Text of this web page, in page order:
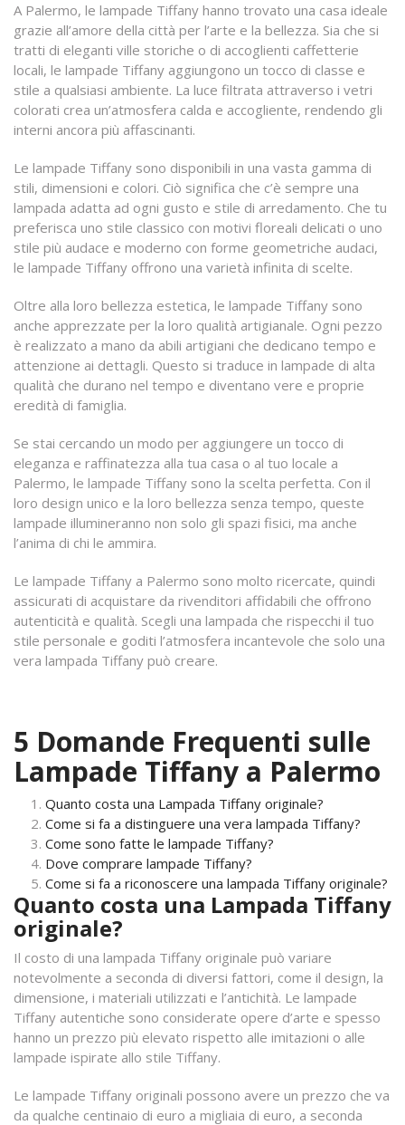
A Palermo, le lampade Tiffany hanno trovato una casa ideale
grazie all’amore della città per l’arte e la bellezza. Sia che si
tratti di eleganti ville storiche o di accoglienti caffetterie
locali, le lampade Tiffany aggiungono un tocco di classe e
stile a qualsiasi ambiente. La luce filtrata attraverso i vetri
colorati crea un’atmosfera calda e accogliente, rendendo gli
interni ancora più affascinanti.
Le lampade Tiffany sono disponibili in una vasta gamma di
stili, dimensioni e colori. Ciò significa che c’è sempre una
lampada adatta ad ogni gusto e stile di arredamento. Che tu
preferisca uno stile classico con motivi floreali delicati o uno
stile più audace e moderno con forme geometriche audaci,
le lampade Tiffany offrono una varietà infinita di scelte.
Oltre alla loro bellezza estetica, le lampade Tiffany sono
anche apprezzate per la loro qualità artigianale. Ogni pezzo
è realizzato a mano da abili artigiani che dedicano tempo e
attenzione ai dettagli. Questo si traduce in lampade di alta
qualità che durano nel tempo e diventano vere e proprie
eredità di famiglia.
Se stai cercando un modo per aggiungere un tocco di
eleganza e raffinatezza alla tua casa o al tuo locale a
Palermo, le lampade Tiffany sono la scelta perfetta. Con il
loro design unico e la loro bellezza senza tempo, queste
lampade illumineranno non solo gli spazi fisici, ma anche
l’anima di chi le ammira.
Le lampade Tiffany a Palermo sono molto ricercate, quindi
assicurati di acquistare da rivenditori affidabili che offrono
autenticità e qualità. Scegli una lampada che rispecchi il tuo
stile personale e goditi l’atmosfera incantevole che solo una
vera lampada Tiffany può creare.
5 Domande Frequenti sulle
Lampade Tiffany a Palermo
Quanto costa una Lampada Tiffany originale?
Come si fa a distinguere una vera lampada Tiffany?
Come sono fatte le lampade Tiffany?
Dove comprare lampade Tiffany?
Come si fa a riconoscere una lampada Tiffany originale?
Quanto costa una Lampada Tiffany
originale?
Il costo di una lampada Tiffany originale può variare
notevolmente a seconda di diversi fattori, come il design, la
dimensione, i materiali utilizzati e l’antichità. Le lampade
Tiffany autentiche sono considerate opere d’arte e spesso
hanno un prezzo più elevato rispetto alle imitazioni o alle
lampade ispirate allo stile Tiffany.
Le lampade Tiffany originali possono avere un prezzo che va
da qualche centinaio di euro a migliaia di euro, a seconda